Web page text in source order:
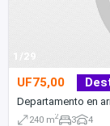
1/29
UF75,00
Departamento en
240 m2 3 4